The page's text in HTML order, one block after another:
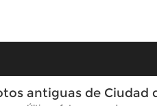
antiguas de Ciudad